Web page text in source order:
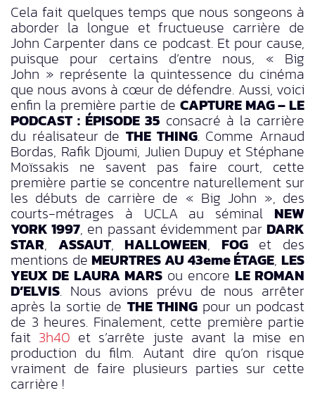
Cela fait quelques temps que nous songeons à
aborder la longue et fructueuse carrière de
John Carpenter dans ce podcast. Et pour cause,
puisque pour certains d’entre nous, « Big
John » représente la quintessence du cinéma
que nous avons à cœur de défendre. Aussi, voici
enfin la première partie de CAPTURE MAG – LE
PODCAST : ÉPISODE 35 consacré à la carrière
du réalisateur de THE THING. Comme Arnaud
Bordas, Rafik Djoumi, Julien Dupuy et Stéphane
Moïssakis ne savent pas faire court, cette
première partie se concentre naturellement sur
les débuts de carrière de « Big John », des
courts-métrages à UCLA au séminal NEW
YORK 1997, en passant évidemment parDARK
STAR, ASSAUT,HALLOWEEN, FOGet des
mentions deMEURTRES AU 43eme ÉTAGE,LES
YEUX DE LAURA MARSou encore LE ROMAN
D’ELVIS. Nous avions prévu de nous arrêter
après la sortie de THE THINGpour un podcast
de 3 heures. Finalement, cette première partie
fait 3h40 et s’arrête juste avant la mise en
production du film. Autant dire qu’on risque
vraiment de faire plusieurs parties sur cette
carrière !